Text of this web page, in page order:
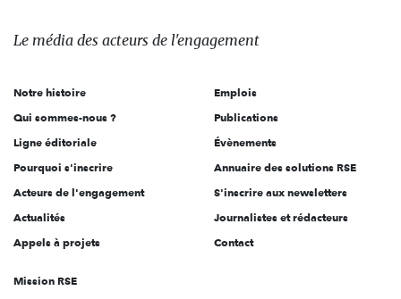
des
l'engagement
Le média des acteurs de l'engagement
Notre histoire
Qui sommes-nous ?
Ligne éditoriale
Pourquoi s'inscrire
Acteurs de l'engagement
Actualités
Appels à projets
Emplois
Publications
Évènements
Annuaire des solutions RSE
S'inscrire aux newsletters
Journalistes et rédacteurs
Contact
Mission RSE